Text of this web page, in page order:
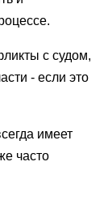
с судом,
- если это
имеет
часто